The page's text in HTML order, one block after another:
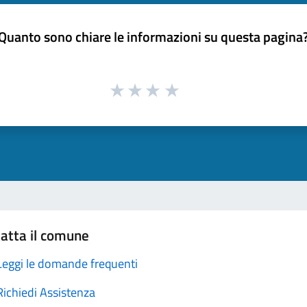
sono chiare le informazioni su questa
il comune
le domande frequenti
Assistenza